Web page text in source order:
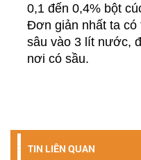
0,1 đến 0,4% bột
Đơn giản nhất ta có
sâu vào 3 lít nước,
nơi có sầu.
TIN LIÊN QUAN